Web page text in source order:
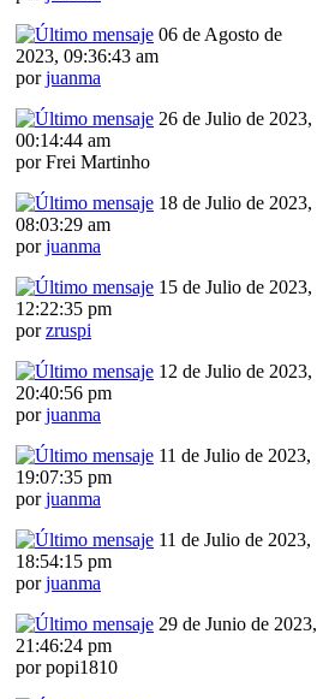
06 de Agosto de
2023, 09:36:43 am
porjuanma
26 de Julio de 2023,
00:14:44 am
por Frei Martinho
18 de Julio de 2023,
08:03:29 am
porjuanma
15 de Julio de 2023,
12:22:35 pm
porzruspi
12 de Julio de 2023,
20:40:56 pm
porjuanma
11 de Julio de 2023,
19:07:35 pm
porjuanma
11 de Julio de 2023,
18:54:15 pm
porjuanma
29 de Junio de 2023,
21:46:24 pm
por popi1810